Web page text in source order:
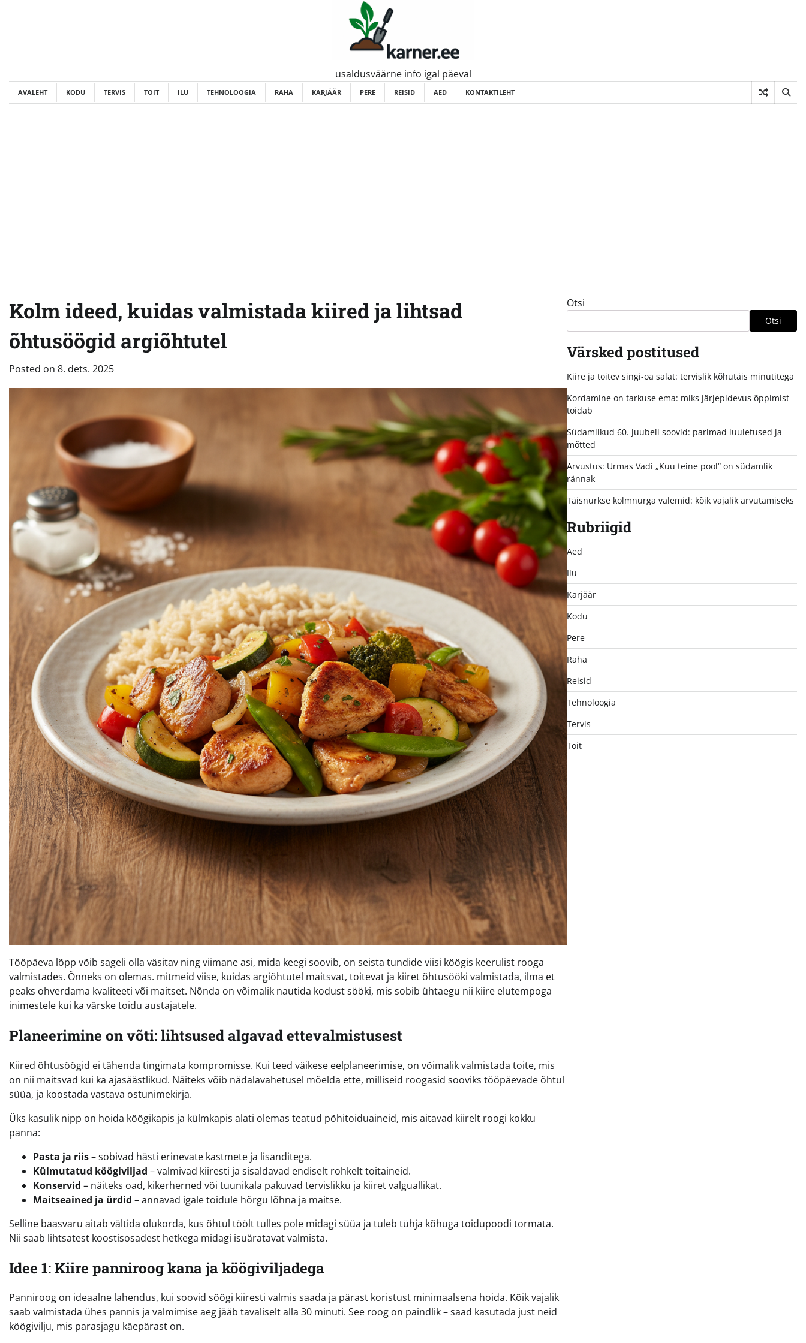
usaldusväärne info igal päeval
AVALEHT KODU TERVIS TOIT ILU TEHNOLOOGIA RAHA KARJÄÄR PERE REISID AED KONTAKTILEHT
Kolm ideed, kuidas valmistada kiired ja lihtsad
õhtusöögid argiõhtutel
Posted on 8. dets. 2025
Tööpäeva lõpp võib sageli olla väsitav ning viimane asi, mida keegi soovib, on seista tundide viisi köögis keerulist rooga
valmistades. Õnneks on olemas. mitmeid viise, kuidas argiõhtutel maitsvat, toitevat ja kiiret õhtusööki valmistada, ilma et
peaks ohverdama kvaliteeti või maitset. Nõnda on võimalik nautida kodust sööki, mis sobib ühtaegu nii kiire elutempoga
inimestele kui ka värske toidu austajatele.
Planeerimine on võti: lihtsused algavad ettevalmistusest
Kiired õhtusöögid ei tähenda tingimata kompromisse. Kui teed väikese eelplaneerimise, on võimalik valmistada toite, mis
on nii maitsvad kui ka ajasäästlikud. Näiteks võib nädalavahetusel mõelda ette, milliseid roogasid sooviks tööpäevade õhtul
süüa, ja koostada vastava ostunimekirja.
Üks kasulik nipp on hoida köögikapis ja külmkapis alati olemas teatud põhitoiduaineid, mis aitavad kiirelt roogi kokku
panna:
Pasta ja riis– sobivad hästi erinevate kastmete ja lisanditega.
Külmutatud köögiviljad – valmivad kiiresti ja sisaldavad endiselt rohkelt toitaineid.
Konservid – näiteks oad, kikerherned või tuunikala pakuvad tervislikku ja kiiret valguallikat.
Maitseained ja ürdid – annavad igale toidule hõrgu lõhna ja maitse.
Selline baasvaru aitab vältida olukorda, kus õhtul töölt tulles pole midagi süüa ja tuleb tühja kõhuga toidupoodi tormata.
Nii saab lihtsatest koostisosadest hetkega midagi isuäratavat valmista.
Idee 1: Kiire panniroog kana ja köögiviljadega
Panniroog on ideaalne lahendus, kui soovid söögi kiiresti valmis saada ja pärast koristust minimaalsena hoida. Kõik vajalik
saab valmistada ühes pannis ja valmimise aeg jääb tavaliselt alla 30 minuti. See roog on paindlik – saad kasutada just neid
köögivilju, mis parasjagu käepärast on.
Otsi
Otsi
Värsked postitused
Kiire ja toitev singi-oa salat: tervislik kõhutäis minutitega
Kordamine on tarkuse ema: miks järjepidevus õppimist
toidab
Südamlikud 60. juubeli soovid: parimad luuletused ja
mõtted
Arvustus: Urmas Vadi „Kuu teine pool“ on südamlik
rännak
Täisnurkse kolmnurga valemid: kõik vajalik arvutamiseks
Rubriigid
Aed
Ilu
Karjäär
Kodu
Pere
Raha
Reisid
Tehnoloogia
Tervis
Toit